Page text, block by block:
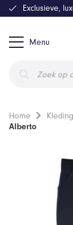
Menu
zoeken
Exclusieve,
Home Kleding
Alberto